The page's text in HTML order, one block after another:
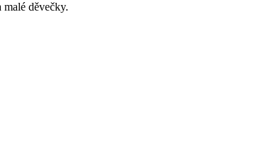
malé děvečky.